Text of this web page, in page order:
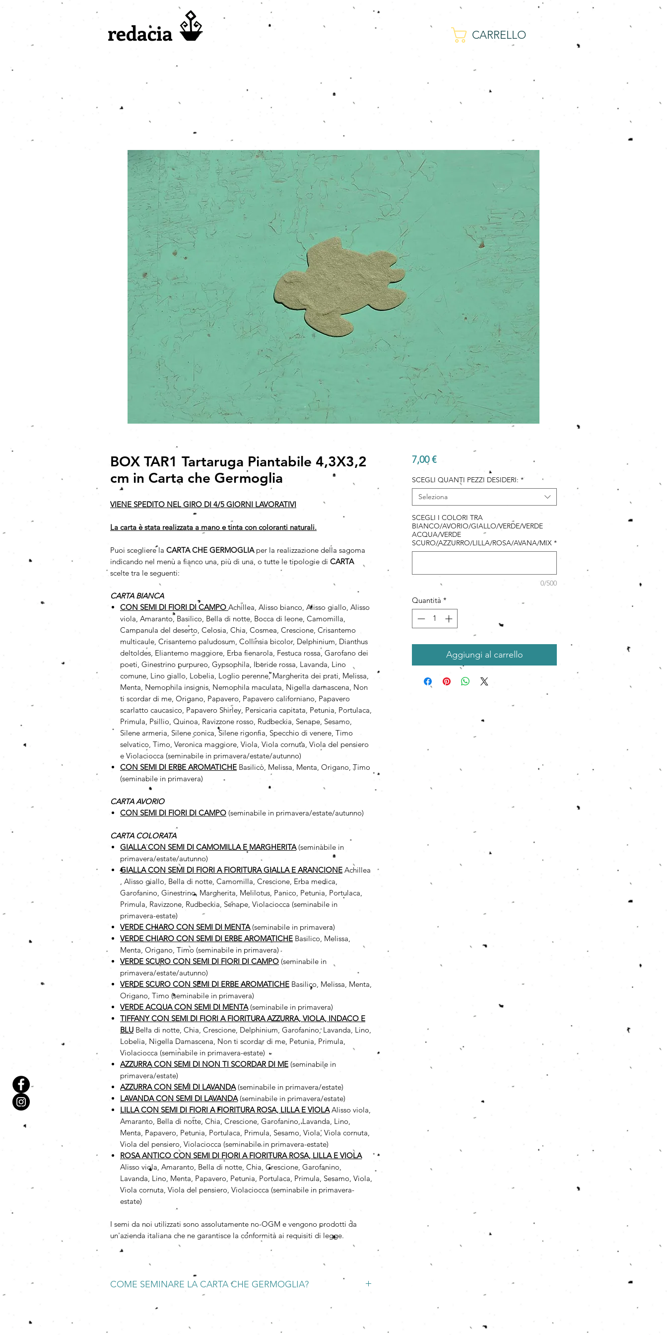
redacia CARRELLO
BOX TAR1 Tartaruga Piantabile 4,3X3,2
cm in Carta che Germoglia
VIENE SPEDITO NEL GIRO DI 4/5 GIORNI LAVORATIVI
La carta è stata realizzata a mano e tinta con coloranti naturali.
Puoi scegliere la CARTA CHE GERMOGLIAper la realizzazione della sagoma
indicando nel menù a fianco una, più di una, o tutte le tipologie di CARTA
scelte tra le seguenti:
CARTA BIANCA
CON SEMI DI FIORI DI CAMPO Achillea, Alisso bianco, Alisso giallo, Alisso
viola, Amaranto, Basilico, Bella di notte, Bocca di leone, Camomilla,
Campanula del deserto, Celosia, Chia, Cosmea, Crescione, Crisantemo
multicaule, Crisantemo paludosum, Collinsia bicolor, Delphinium, Dianthus
deltoldes, Eliantemo maggiore, Erba fienarola, Festuca rossa, Garofano dei
poeti, Ginestrino purpureo, Gypsophila, Iberide rossa, Lavanda, Lino
comune, Lino giallo, Lobelia, Loglio perenne, Margherita dei prati, Melissa,
Menta, Nemophila insignis, Nemophila maculata, Nigella damascena, Non
ti scordar di me, Origano, Papavero, Papavero californiano, Papavero
scarlatto caucasico, Papavero Shirley, Persicaria capitata, Petunia, Portulaca,
Primula, Psillio, Quinoa, Ravizzone rosso, Rudbeckia, Senape, Sesamo,
Silene armeria, Silene conica, Silene rigonfia, Specchio di venere, Timo
selvatico, Timo, Veronica maggiore, Viola, Viola cornuta, Viola del pensiero
e Violaciocca (seminabile in primavera/estate/autunno)
CON SEMI DI ERBE AROMATICHE Basilico, Melissa, Menta, Origano, Timo
(seminabile in primavera)
CARTA AVORIO
CON SEMI DI FIORI DI CAMPO (seminabile in primavera/estate/autunno)
CARTA COLORATA
GIALLA CON SEMI DI CAMOMILLA E MARGHERITA(seminabile in
primavera/estate/autunno)
GIALLA CON SEMI DI FIORI A FIORITURA GIALLA E ARANCIONE Achillea
, Alisso giallo, Bella di notte, Camomilla, Crescione, Erba medica,
Garofanino, Ginestrino, Margherita, Melilotus, Panico, Petunia, Portulaca,
Primula, Ravizzone, Rudbeckia, Senape, Violaciocca (seminabile in
primavera-estate)
VERDE CHIARO CON SEMI DI MENTA (seminabile in primavera)
VERDE CHIARO CON SEMI DI ERBE AROMATICHE Basilico, Melissa,
Menta, Origano, Timo (seminabile in primavera)
VERDE SCURO CON SEMI DI FIORI DI CAMPO (seminabile in
primavera/estate/autunno)
VERDE SCURO CON SEMI DI ERBE AROMATICHE Basilico, Melissa, Menta,
Origano, Timo (seminabile in primavera)
VERDE ACQUA CON SEMI DI MENTA(seminabile in primavera)
TIFFANY CON SEMI DI FIORI A FIORITURA AZZURRA, VIOLA, INDACO E
BLU Bella di notte, Chia, Crescione, Delphinium, Garofanino, Lavanda, Lino,
Lobelia, Nigella Damascena, Non ti scordar di me, Petunia, Primula,
Violaciocca (seminabile in primavera-estate)
AZZURRA CON SEMI DI NON TI SCORDAR DI ME (seminabile in
primavera/estate)
AZZURRA CON SEMI DI LAVANDA(seminabile in primavera/estate)
LAVANDA CON SEMI DI LAVANDA(seminabile in primavera/estate)
LILLA CON SEMI DI FIORI A FIORITURA ROSA, LILLA E VIOLAAlisso viola,
Amaranto, Bella di notte, Chia, Crescione, Garofanino, Lavanda, Lino,
Menta, Papavero, Petunia, Portulaca, Primula, Sesamo, Viola, Viola cornuta,
Viola del pensiero, Violaciocca (seminabile in primavera-estate)
ROSA ANTICO CON SEMI DI FIORI A FIORITURA ROSA, LILLA E VIOLA
Alisso viola, Amaranto, Bella di notte, Chia, Crescione, Garofanino,
Lavanda, Lino, Menta, Papavero, Petunia, Portulaca, Primula, Sesamo, Viola,
Viola cornuta, Viola del pensiero, Violaciocca (seminabile in primavera-
estate)
I semi da noi utilizzati sono assolutamente no-OGM e vengono prodotti da
un'azienda italiana che ne garantisce la conformità ai requisiti di legge.
COME SEMINARE LA CARTA CHE GERMOGLIA?
7,00 €Prezzo
SCEGLI QUANTI PEZZI DESIDERI: *
Seleziona
SCEGLI I COLORI TRA
BIANCO/AVORIO/GIALLO/VERDE/VERDE
ACQUA/VERDE
SCURO/AZZURRO/LILLA/ROSA/AVANA/MIX *
0/500
Quantità *
Aggiungi al carrello